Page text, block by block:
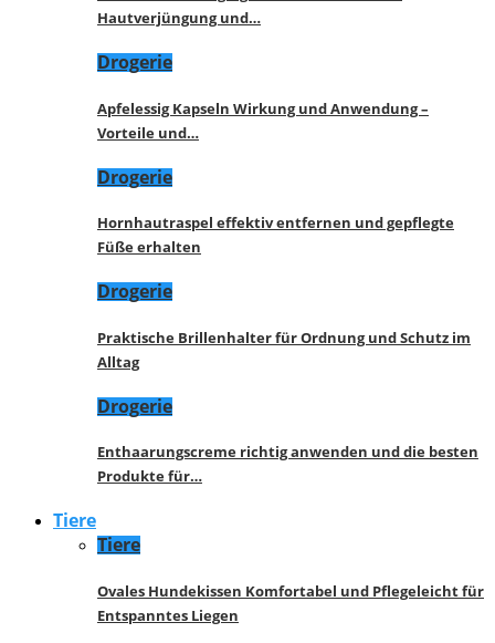
Hautverjüngung und…
Drogerie
Apfelessig Kapseln Wirkung und Anwendung –
Vorteile und…
Drogerie
Hornhautraspel effektiv entfernen und gepflegte
Füße erhalten
Drogerie
Praktische Brillenhalter für Ordnung und Schutz im
Alltag
Drogerie
Enthaarungscreme richtig anwenden und die besten
Produkte für…
Tiere
Tiere
Ovales Hundekissen Komfortabel und Pflegeleicht für
Entspanntes Liegen